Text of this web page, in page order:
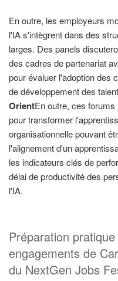
En outre, les employeurs
l'IA s'intègrent dans des
larges. Des panels
des cadres de partenariat
pour évaluer l'adoption des
de développement des
OrientEn outre, ces
pour transformer
organisationnelle pouvant
l'alignement d'un
les indicateurs clés de
délai de productivité des
l'IA.
Préparation
engagements de
du NextGen Jobs